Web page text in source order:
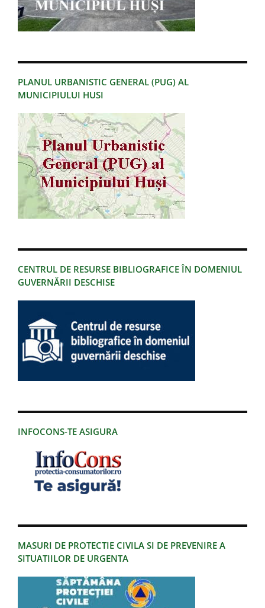
PLANUL URBANISTIC GENERAL (PUG) AL
MUNICIPIULUI HUSI
CENTRUL DE RESURSE BIBLIOGRAFICE ÎN DOMENIUL
GUVERNĂRII DESCHISE
INFOCONS-TE ASIGURA
MASURI DE PROTECTIE CIVILA SI DE PREVENIRE A
SITUATIILOR DE URGENTA